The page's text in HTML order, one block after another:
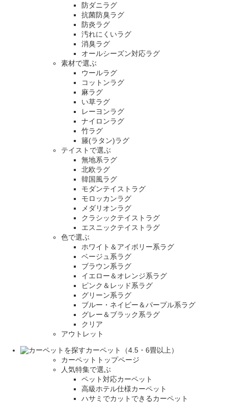
防ダニラグ
抗菌防臭ラグ
防炎ラグ
汚れにくいラグ
消臭ラグ
オールシーズン対応ラグ
素材で選ぶ
ウールラグ
コットンラグ
麻ラグ
い草ラグ
レーヨンラグ
ナイロンラグ
竹ラグ
籐(ラタン)ラグ
テイストで選ぶ
無地系ラグ
北欧ラグ
韓国風ラグ
モダンテイストラグ
モロッカンラグ
メダリオンラグ
クラシックテイストラグ
エスニックテイストラグ
色で選ぶ
ホワイト＆アイボリー系ラグ
ベージュ系ラグ
ブラウン系ラグ
イエロー＆オレンジ系ラグ
ピンク＆レッド系ラグ
グリーン系ラグ
ブルー・ネイビー＆パープル系ラグ
グレー＆ブラック系ラグ
クリア
アウトレット
カーペット（4.5・6畳以上）
カーペットトップページ
人気特集で選ぶ
ペット対応カーペット
高級ホテル仕様カーペット
ハサミでカットできるカーペット